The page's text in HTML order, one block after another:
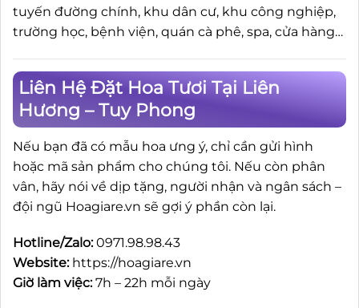
tuyến đường chính, khu dân cư, khu công nghiệp,
trường học, bệnh viện, quán cà phê, spa, cửa hàng…
Liên Hệ Đặt Hoa Tươi Tại Liên
Hương – Tuy Phong
Nếu bạn đã có mẫu hoa ưng ý, chỉ cần gửi hình
hoặc mã sản phẩm cho chúng tôi. Nếu còn phân
vân, hãy nói về dịp tặng, người nhận và ngân sách –
đội ngũ Hoagiare.vn sẽ gợi ý phần còn lại.
Hotline/Zalo:0971.98.98.43
Website: https://hoagiare.vn
Giờ làm việc:7h – 22h mỗi ngày